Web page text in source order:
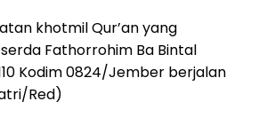
khotmil Qur’an yang
Fathorrohim Ba Bintal
Kodim 0824/Jember berjalan
Red)